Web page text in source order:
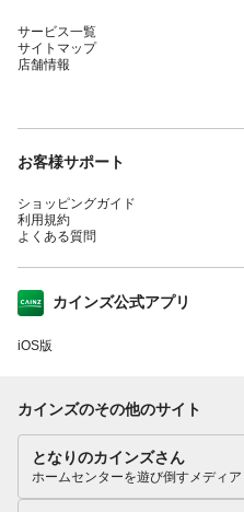
サービス一覧
サイトマップ
店舗情報
お客様サポート
ショッピングガイド
利用規約
よくある質問
カインズ公式アプリ
iOS版
カインズのその他のサイト
となりのカインズさん
ホームセンターを遊び倒すメディア